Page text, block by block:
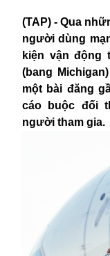
(TAP) - Qua
người dùng
kiện vận động
(bang
một bài đăng
cáo buộc đối
người tham gia.